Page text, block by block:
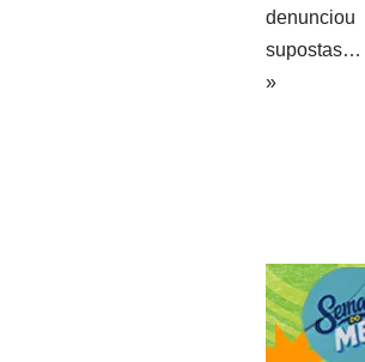
denunciou
supostas…
»